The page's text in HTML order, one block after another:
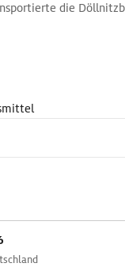
die
Heute ist sie